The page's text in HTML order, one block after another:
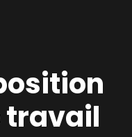
travail